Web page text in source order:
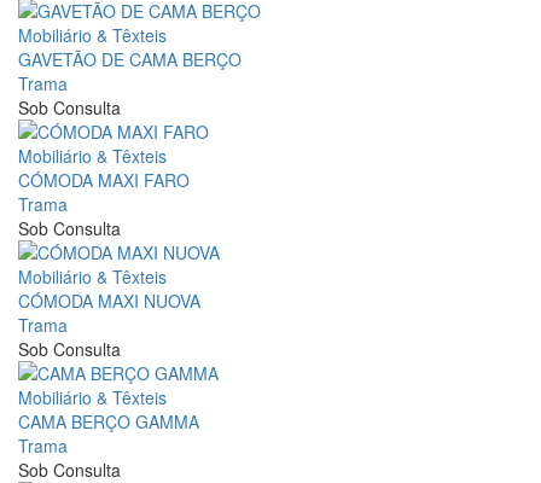
Mobiliário & Têxteis
GAVETÃO DE CAMA BERÇO
Trama
Sob Consulta
Mobiliário & Têxteis
CÓMODA MAXI FARO
Trama
Sob Consulta
Mobiliário & Têxteis
CÓMODA MAXI NUOVA
Trama
Sob Consulta
Mobiliário & Têxteis
CAMA BERÇO GAMMA
Trama
Sob Consulta